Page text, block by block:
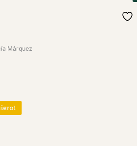
Márquez